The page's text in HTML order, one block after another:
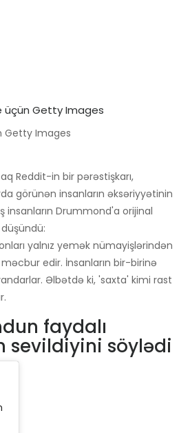
Getty Images
Reddit-in bir pərəstişkarı,
görünən insanların əksəriyyətinin
insanların Drummond'a orijinal
yalnız yemək nümayişlərindən
edir. İnsanların bir-birinə
Əlbətdə ki, 'saxta' kimi rast
faydalı
sevildiyini söylədi